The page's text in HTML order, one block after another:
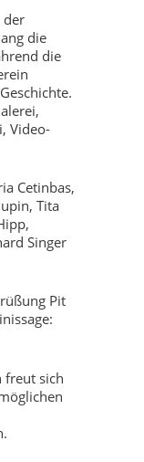
der
die
die
Video-
Cetinbas,
Tita
Singer
Pit
freut sich